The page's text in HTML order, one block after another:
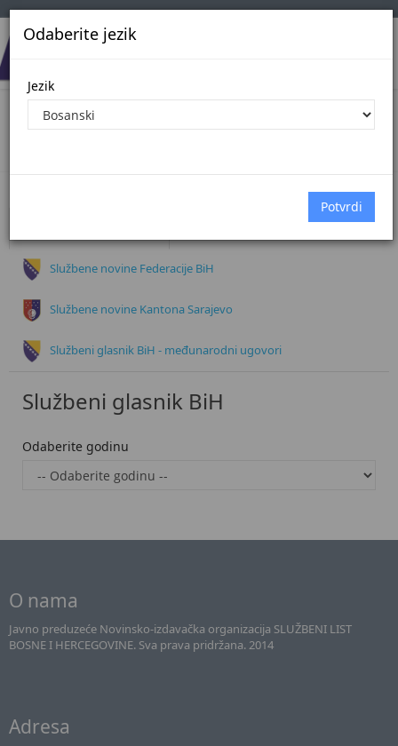
Odaberite jezik
Jezik
Dokumenti
Službene novine Federacije BiH
Službene novine Kantona Sarajevo
Službeni glasnik BiH - međunarodni ugovori
Službeni glasnik BiH
Odaberite godinu
O nama
Javno preduzeće Novinsko-izdavačka organizacija SLUŽBENI LIST
BOSNE I HERCEGOVINE. Sva prava pridržana. 2014
Adresa